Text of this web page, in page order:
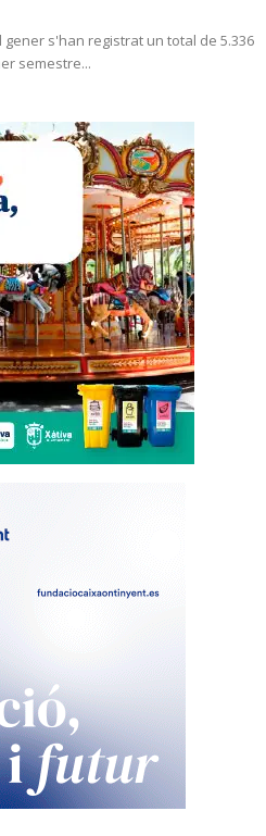
s'han registrat un total de 5.336
semestre...